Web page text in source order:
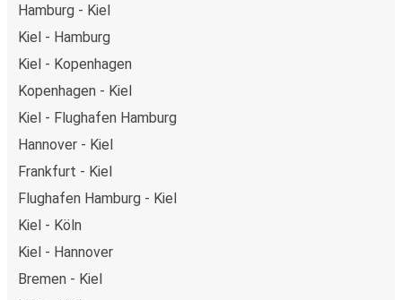
Hamburg - Kiel
Kiel - Hamburg
Kiel - Kopenhagen
Kopenhagen - Kiel
Kiel - Flughafen Hamburg
Hannover - Kiel
Frankfurt - Kiel
Flughafen Hamburg - Kiel
Kiel - Köln
Kiel - Hannover
Bremen - Kiel